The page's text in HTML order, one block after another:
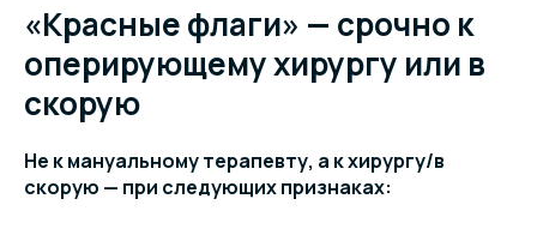
«Красные флаги» — срочно к
оперирующему хирургу или в
скорую
Не к мануальному терапевту, а к хирургу/в
скорую — при следующих признаках: